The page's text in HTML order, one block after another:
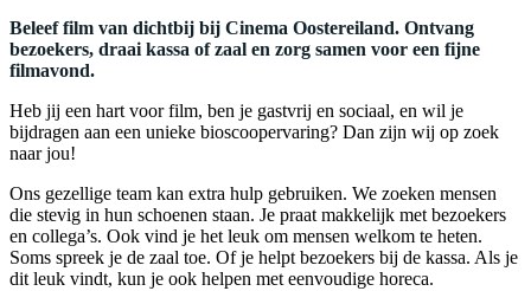
Beleef film van dichtbij bij Cinema Oostereiland. Ontvang
bezoekers, draai kassa of zaal en zorg samen voor een fijne
filmavond.
Heb jij een hart voor film, ben je gastvrij en sociaal, en wil je
bijdragen aan een unieke bioscoopervaring? Dan zijn wij op zoek
naar jou!
Ons gezellige team kan extra hulp gebruiken. We zoeken mensen
die stevig in hun schoenen staan. Je praat makkelijk met bezoekers
en collega’s. Ook vind je het leuk om mensen welkom te heten.
Soms spreek je de zaal toe. Of je helpt bezoekers bij de kassa. Als je
dit leuk vindt, kun je ook helpen met eenvoudige horeca.